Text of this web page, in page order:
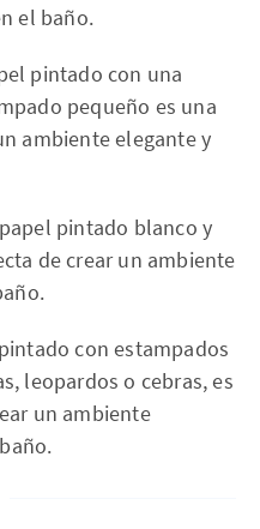
el baño.
pintado con una
pequeño es una
ambiente elegante y
pintado blanco y
de crear un ambiente
con estampados
leopardos o cebras, es
un ambiente